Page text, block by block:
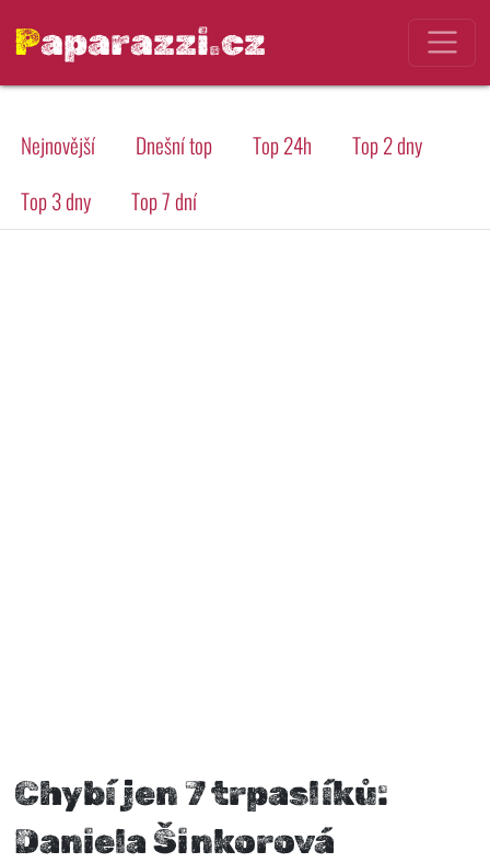
Paparazzi.cz
Nejnovější Dnešní top Top 24h
Top 2 dny
Top 3 dny
Top 7 dní
Chybí jen 7 trpaslíků:
Daniela Šinkorová